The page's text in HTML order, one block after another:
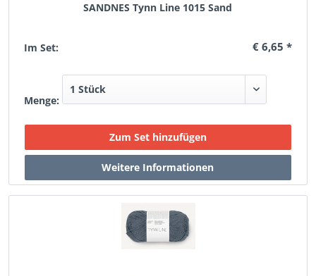
SANDNES Tynn Line 1015 Sand
Im Set: € 6,65 *
Menge: